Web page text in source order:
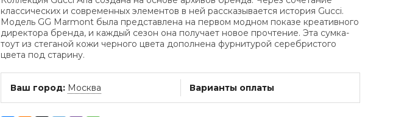
классических и современных элементов в ней рассказывается история Gucci.
Модель GG Marmont была представлена на первом модном показе креативного
директора бренда, и каждый сезон она получает новое прочтение. Эта сумка-
тоут из стеганой кожи черного цвета дополнена фурнитурой серебристого
цвета под старину.
Ваш город: Москва Варианты оплаты